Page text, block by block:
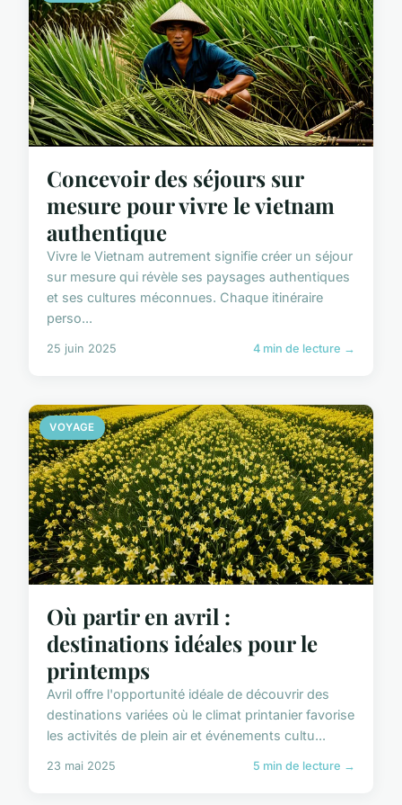
Concevoir des séjours sur
mesure pour vivre le vietnam
authentique
Vivre le Vietnam autrement signifie créer un séjour
sur mesure qui révèle ses paysages authentiques
et ses cultures méconnues. Chaque itinéraire
perso...
25 juin 2025 4 min de lecture →
VOYAGE
Où partir en avril :
destinations idéales pour le
printemps
Avril offre l'opportunité idéale de découvrir des
destinations variées où le climat printanier favorise
les activités de plein air et événements cultu...
23 mai 2025 5 min de lecture →